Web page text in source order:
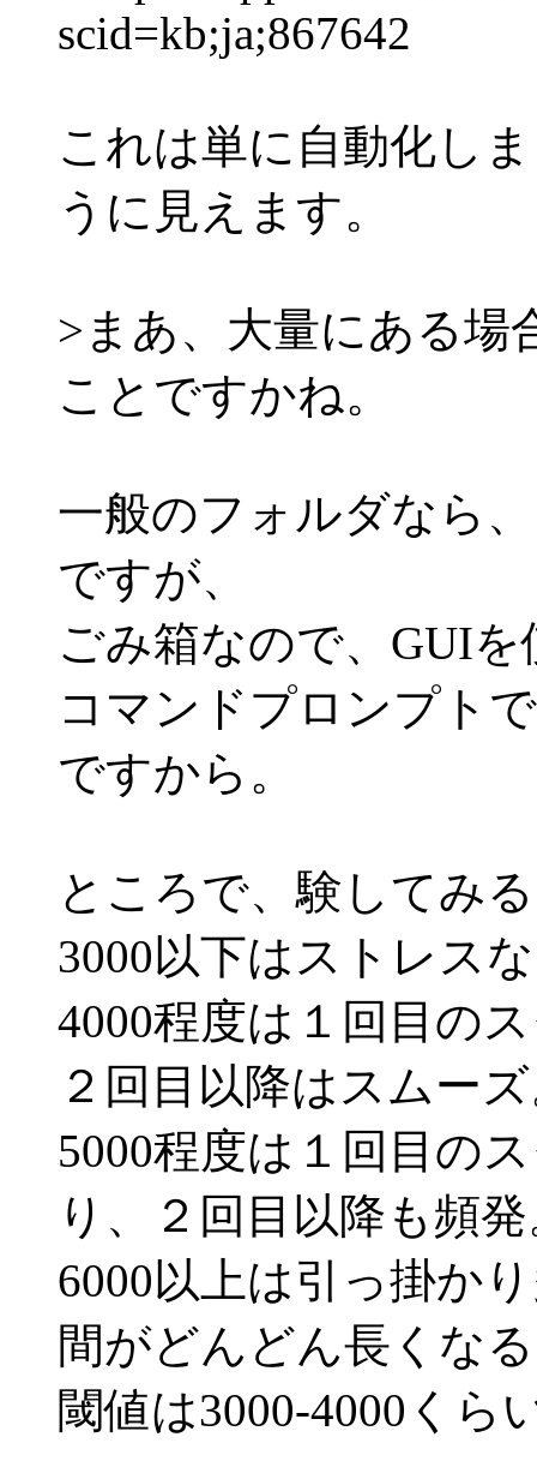
scid=kb;ja;867642
これは単に自動化し
うに見えます。
>まあ、大量にある場
ことですかね。
一般のフォルダなら
ですが、
ごみ箱なので、GUI
コマンドプロンプト
ですから。
ところで、験してみ
3000以下はストレス
4000程度は１回目の
２回目以降はスムー
5000程度は１回目の
り、２回目以降も頻
6000以上は引っ掛か
間がどんどん長くな
閾値は3000-4000くら